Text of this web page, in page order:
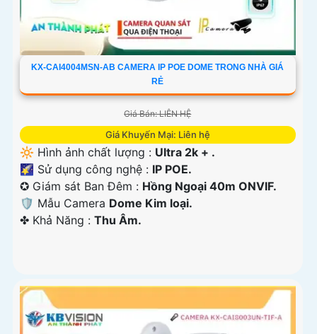
KX-CAI4004MSN-AB CAMERA IP POE DOME TRONG NHÀ GIÁ
RẺ
Giá Bán: LIÊN HỆ
Giá Khuyến Mại: Liên hệ
🔆 Hình ảnh chất lượng : Ultra 2k + .
🌠 Sử dụng công nghệ : IP POE.
✪ Giám sát Ban Đêm : Hồng Ngoại 40m ONVIF.
🛡 Mẫu Camera Dome Kim loại.
️✤ Khả Năng : Thu Âm.